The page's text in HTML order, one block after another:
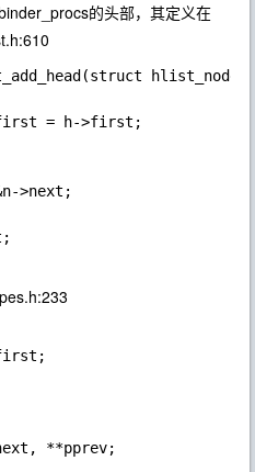
的头部，其定义在
hlist_node
= h->first;
>next;
**pprev;